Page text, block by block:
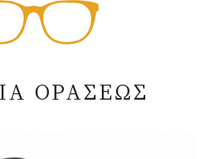
ΟΡΑΣΕΩΣ